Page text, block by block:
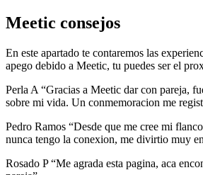
Meetic consejos
En este apartado te contaremos las
apego debido a Meetic, tu puedes ser el
Perla A “Gracias a Meetic dar con pareja,
sobre mi vida. Un conmemoracion me
Pedro Ramos “Desde que me cree mi
nunca tengo la conexion, me divirtio muy
Rosado P “Me agrada esta pagina, aca